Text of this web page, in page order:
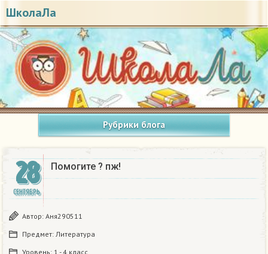
ШколаЛа
Рубрики блога
28
СЕНТЯБРЬ
Помогите ? пж!​
Автор: Аня290511
Предмет: Литература
Уровень: 1 - 4 класс